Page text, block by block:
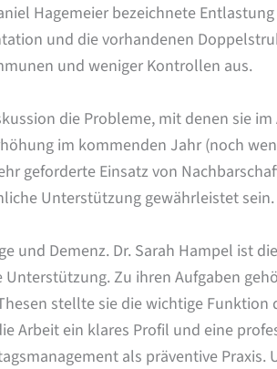
Hagemeier bezeichnete
und die vorhandenen
und weniger Kontrollen aus.
die Probleme, mit denen sie
im kommenden Jahr (noch
geforderte Einsatz von
Unterstützung gewährleistet sein.
und Demenz. Dr. Sarah Hampel ist
Zu ihren Aufgaben
stellte sie die wichtige
Arbeit ein klares Profil und eine
als präventive Praxis.